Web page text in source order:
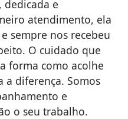
dedicada e
atendimento, ela
sempre nos recebeu
O cuidado que
forma como acolhe
a diferença. Somos
e
o seu trabalho.